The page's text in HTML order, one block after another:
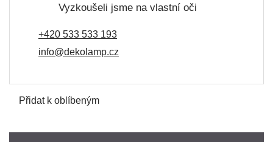
Vyzkoušeli jsme na vlastní oči
+420 533 533 193
info@dekolamp.cz
Přidat k oblíbeným